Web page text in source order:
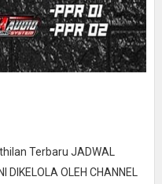
Terbaru JADWAL
OLEH CHANNEL